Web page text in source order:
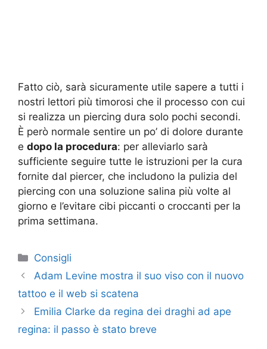
Fatto ciò, sarà sicuramente utile sapere a tutti i
nostri lettori più timorosi che il processo con cui
si realizza un piercing dura solo pochi secondi.
È però normale sentire un po’ di dolore durante
e dopo la procedura: per alleviarlo sarà
sufficiente seguire tutte le istruzioni per la cura
fornite dal piercer, che includono la pulizia del
piercing con una soluzione salina più volte al
giorno e l’evitare cibi piccanti o croccanti per la
prima settimana.
Categorie
Consigli
Adam Levine mostra il suo viso con il nuovo
tattoo e il web si scatena
Emilia Clarke da regina dei draghi ad ape
regina: il passo è stato breve